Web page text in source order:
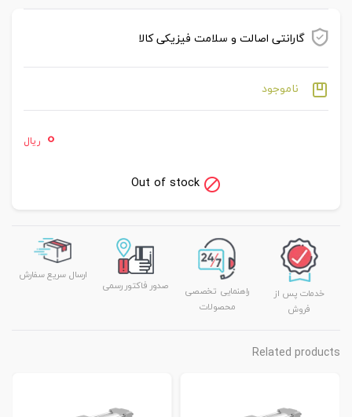
گارانتی اصالت و سلامت فیزیکی کالا
ناموجود
0 ریال
Out of stock
خدمات پس از
فروش
راهنمایی تخصصی
محصولات
صدور فاکتور رسمی
ارسال سریع سفارش
Related products